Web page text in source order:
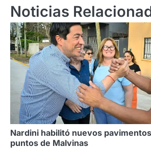
Noticias
Nardini habilitó nuevos
puntos de Malvinas